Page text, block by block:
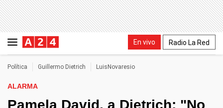
En vivo Radio La Red
Política Guillermo Dietrich LuisNovaresio
ALARMA
Pamela David, a Dietrich: "No